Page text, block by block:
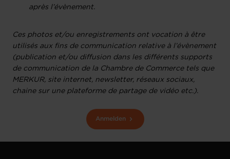
après l’évènement.
Ces photos et/ou enregistrements ont vocation à être
utilisés aux fins de communication relative à l’évènement
(publication et/ou diffusion dans les différents supports
de communication de la Chambre de Commerce tels que
MERKUR, site internet, newsletter, réseaux sociaux,
chaine sur une plateforme de partage de vidéo etc.).
Anmelden